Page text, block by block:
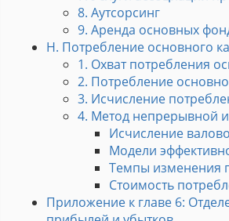
8. Аутсорсинг
9. Аренда основных
H. Потребление основного
1. Охват потребления
2. Потребление
3. Исчисление
4. Метод непрерывной
Исчисление
Модели
Темпы изменения
Стоимость
Приложение к главе 6: